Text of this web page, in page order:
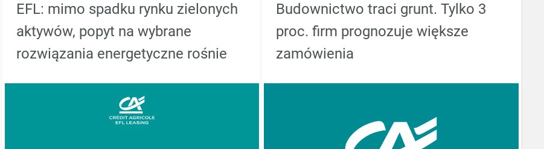
EFL: mimo spadku rynku zielonych
aktywów, popyt na wybrane
rozwiązania energetyczne rośnie
Budownictwo traci grunt. Tylko 3
proc. firm prognozuje większe
zamówienia